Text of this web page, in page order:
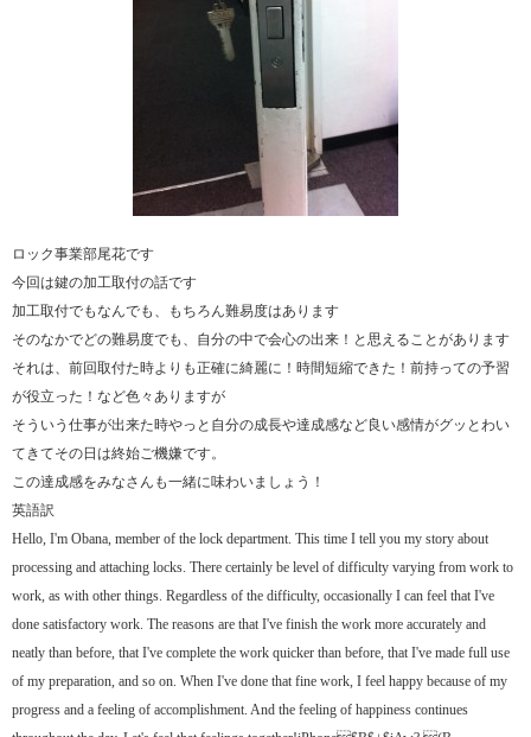
ロック事業部尾花です
今回は鍵の加工取付の話です
加工取付でもなんでも、もちろん難易度はあります
そのなかでどの難易度でも、自分の中で会心の出来！と思えることがあります
それは、前回取付た時よりも正確に綺麗に！時間短縮できた！前持っての予習
が役立った！など色々ありますが
そういう仕事が出来た時やっと自分の成長や達成感など良い感情がグッとわい
てきてその日は終始ご機嫌です。
この達成感をみなさんも一緒に味わいましょう！
英語訳
Hello, I'm Obana, member of the lock department. This time I tell you my story about
processing and attaching locks. There certainly be level of difficulty varying from work to
work, as with other things. Regardless of the difficulty, occasionally I can feel that I've
done satisfactory work. The reasons are that I've finish the work more accurately and
neatly than before, that I've complete the work quicker than before, that I've made full use
of my preparation, and so on. When I've done that fine work, I feel happy because of my
progress and a feeling of accomplishment. And the feeling of happiness continues